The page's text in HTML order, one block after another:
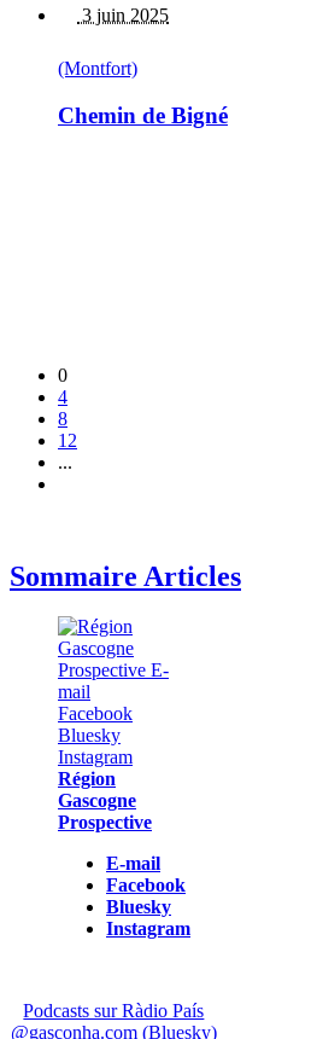
3 juin 2025
(Montfort)
Chemin de Bigné
0
4
8
12
...
Sommaire Articles
Région
Gascogne
Prospective
E-mail
Facebook
Bluesky
Instagram
Podcasts sur Ràdio País
@gasconha.com (Bluesky)